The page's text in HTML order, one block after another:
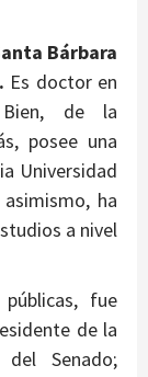
Bárbara
Es doctor en
Bien, de la
posee una
Universidad
ha
a nivel
fue
de la
Senado;